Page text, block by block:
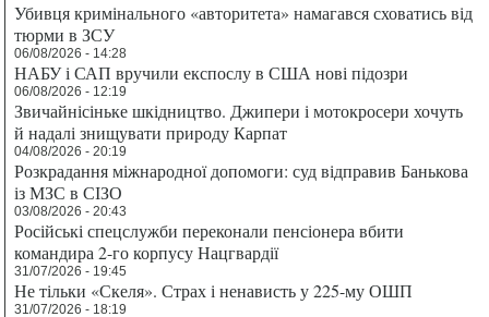
Убивця кримінального «авторитета» намагався сховатись від
тюрми в ЗСУ
06/08/2026 - 14:28
НАБУ і САП вручили експослу в США нові підозри
06/08/2026 - 12:19
Звичайнісіньке шкідництво. Джипери і мотокросери хочуть
й надалі знищувати природу Карпат
04/08/2026 - 20:19
Розкрадання міжнародної допомоги: суд відправив Банькова
із МЗС в СІЗО
03/08/2026 - 20:43
Російські спецслужби переконали пенсіонера вбити
командира 2-го корпусу Нацгвардії
31/07/2026 - 19:45
Не тільки «Скеля». Страх і ненависть у 225-му ОШП
31/07/2026 - 18:19